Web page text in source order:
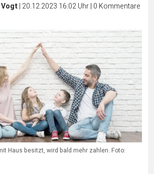
Vogt| 20.12.2023 16:02 Uhr| 0 Kommentare
Haus besitzt, wird bald mehr zahlen. Foto: